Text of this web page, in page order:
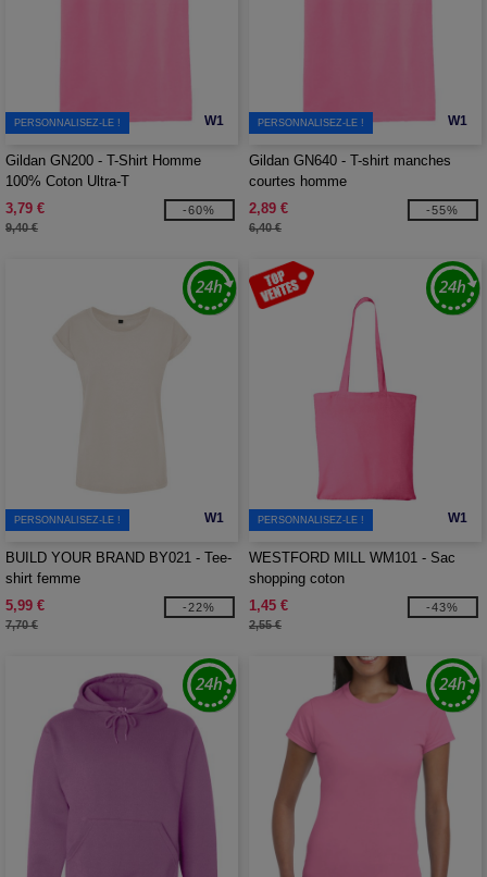
W1
PERSONNALISEZ-LE !
Gildan GN200 - T-Shirt Homme
100% Coton Ultra-T
3,79 €
9,40 €
-60%
W1
PERSONNALISEZ-LE !
Gildan GN640 - T-shirt manches
courtes homme
2,89 €
6,40 €
-55%
W1
PERSONNALISEZ-LE !
BUILD YOUR BRAND BY021 - Tee-
shirt femme
5,99 €
7,70 €
-22%
W1
PERSONNALISEZ-LE !
WESTFORD MILL WM101 - Sac
shopping coton
1,45 €
2,55 €
-43%